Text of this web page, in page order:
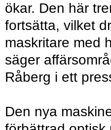
ökar. Den här
fortsätta, vilket
maskritare med
säger
Råberg i ett
Den nya